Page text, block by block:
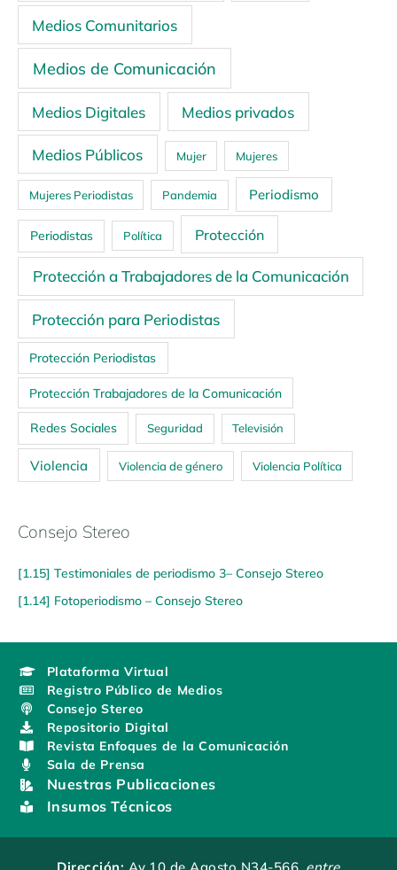
Medios Comunitarios
Medios de Comunicación
Medios Digitales Medios privados
Medios Públicos Mujer Mujeres
Mujeres Periodistas Pandemia Periodismo
Periodistas Política Protección
Protección a Trabajadores de la Comunicación
Protección para Periodistas
Protección Periodistas
Protección Trabajadores de la Comunicación
Redes Sociales Seguridad Televisión
Violencia Violencia de género Violencia Política
Consejo Stereo
[1.15] Testimoniales de periodismo 3– Consejo Stereo
[1.14] Fotoperiodismo – Consejo Stereo
Plataforma Virtual
Registro Público de Medios
Consejo Stereo
Repositorio Digital
Revista Enfoques de la Comunicación
Sala de Prensa
Nuestras Publicaciones
Insumos Técnicos